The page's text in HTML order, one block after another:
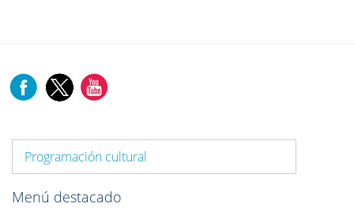
Programación cultural
Menú destacado